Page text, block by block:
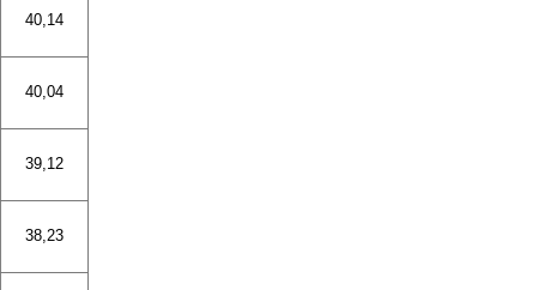
40,14
40,04
39,12
38,23